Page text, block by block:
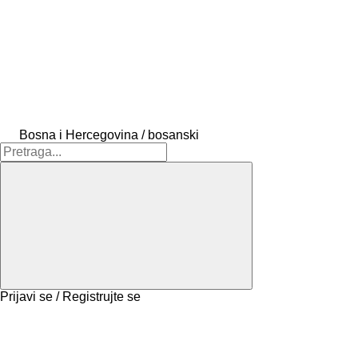
Bosna i Hercegovina / bosanski
Prijavi se / Registrujte se